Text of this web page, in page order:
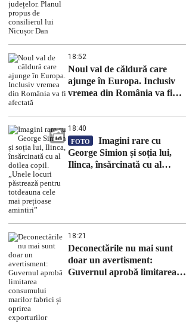
18:52
Noul val de căldură care
ajunge în Europa. Inclusiv
vremea din România va fi
18:40
FOTO
Imagini rare cu
George Simion și soția lui,
Ilinca, însărcinată cu al
18:21
Deconectările nu mai sunt
doar un avertisment:
Guvernul aprobă limitarea